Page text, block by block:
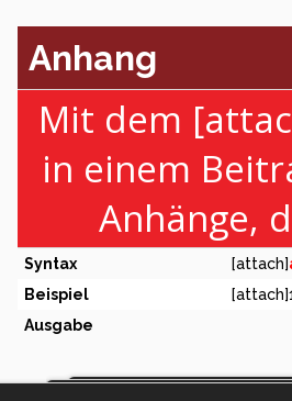
Anhang
Mit dem
in einem
Anhänge,
Syntax [attach]
Beispiel
Ausgabe